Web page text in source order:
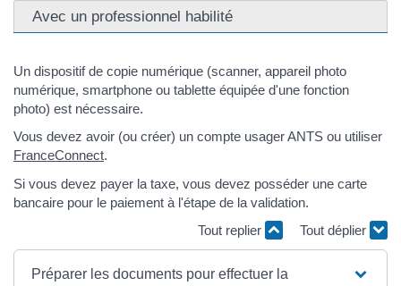
Avec un professionnel habilité
Un dispositif de copie numérique (scanner, appareil photo
numérique, smartphone ou tablette équipée d'une fonction
photo) est nécessaire.
Vous devez avoir (ou créer) un compte usager ANTS ou utiliser
FranceConnect.
Si vous devez payer la taxe, vous devez posséder une carte
bancaire pour le paiement à l'étape de la validation.
Tout replier
Tout déplier
Préparer les documents pour effectuer la